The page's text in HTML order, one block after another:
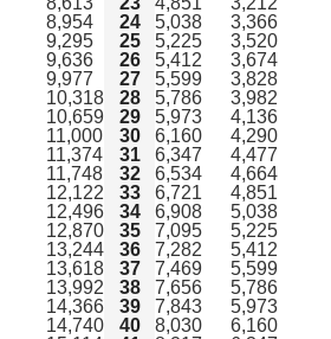
8,954 24 5,038 3,366
9,295 25 5,225 3,520
9,636 26 5,412 3,674
9,977 27 5,599 3,828
10,318 28 5,786 3,982
10,659 29 5,973 4,136
11,000 30 6,160 4,290
11,374 31 6,347 4,477
11,748 32 6,534 4,664
12,122 33 6,721 4,851
12,496 34 6,908 5,038
12,870 35 7,095 5,225
13,244 36 7,282 5,412
13,618 37 7,469 5,599
13,992 38 7,656 5,786
14,366 39 7,843 5,973
14,740 40 8,030 6,160